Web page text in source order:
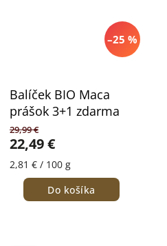
–25 %
Balíček BIO Maca
prášok 3+1 zdarma
29,99 €
22,49 €
2,81 € / 100 g
Do košíka